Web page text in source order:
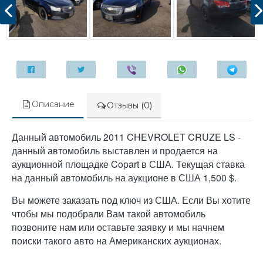
Описание Отзывы (0)
Данный автомобиль 2011 CHEVROLET CRUZE LS -
данный автомобиль выставлен и продается на
аукционной площадке Copart в США. Текущая ставка
на данный автомобиль на аукционе в США 1,500 $.
Вы можете заказать под ключ из США. Если Вы хотите
чтобы мы подобрали Вам такой автомобиль
позвоните нам или оставьте заявку и мы начнем
поиски такого авто на Американских аукционах.